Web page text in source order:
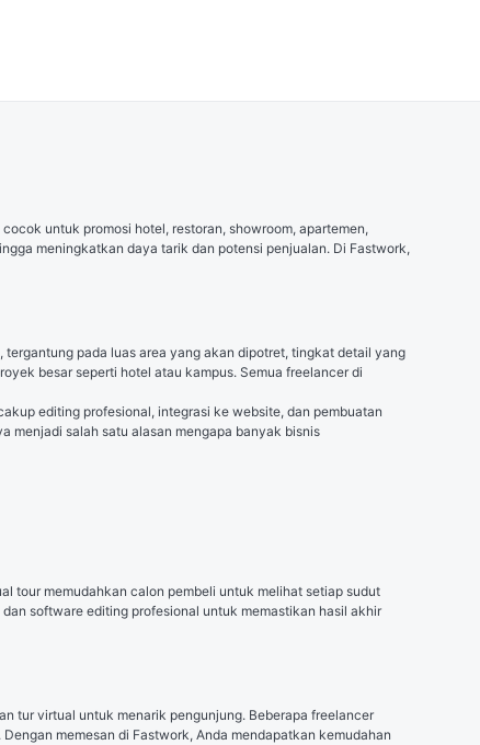
untuk promosi hotel, restoran, showroom, apartemen,
meningkatkan daya tarik dan potensi penjualan. Di Fastwork,
pada luas area yang akan dipotret, tingkat detail yang
besar seperti hotel atau kampus. Semua freelancer di
editing profesional, integrasi ke website, dan pembuatan
menjadi salah satu alasan mengapa banyak bisnis
tour memudahkan calon pembeli untuk melihat setiap sudut
software editing profesional untuk memastikan hasil akhir
tur virtual untuk menarik pengunjung. Beberapa freelancer
memesan di Fastwork, Anda mendapatkan kemudahan